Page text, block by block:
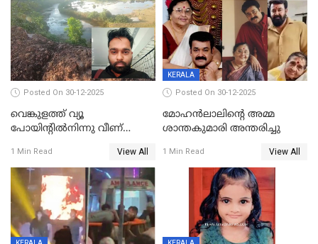
Posted On 30-12-2025
വെങ്കുളത്ത് വ്യൂ
പോയിന്റിൽനിന്നു വീണ്
1 Min Read View All
KERALA
Posted On 30-12-2025
മോഹന്‍ലാലിന്‍റെ അമ്മ
ശാന്തകുമാരി അന്തരിച്ചു
1 Min Read View All